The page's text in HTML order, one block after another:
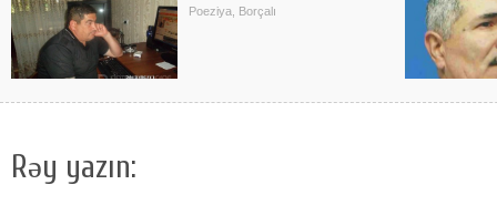
Poeziya, Borçalı
Rəy yazın: